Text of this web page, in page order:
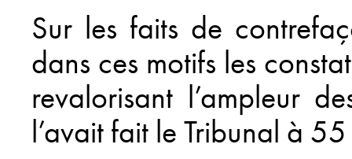
Sur les faits de
dans ces motifs les
revalorisant l’ampleur
l’avait fait le Tribunal à